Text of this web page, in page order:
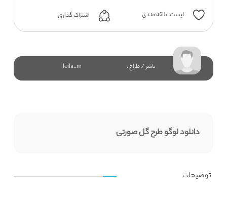
لیست علاقه مندی اشتراک گذاری
ناشر / طراح : leila_m
دانلود لوگو طرح گل صورتی
توضیحات